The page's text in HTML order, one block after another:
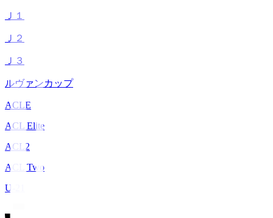
Ｊ１
Ｊ２
Ｊ３
ルヴァンカップ
ACLE
ACL Elite
ACL2
ACL Two
U-21